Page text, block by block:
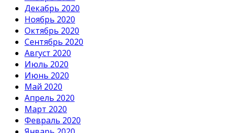
Декабрь 2020
Ноябрь 2020
Октябрь 2020
Сентябрь 2020
Август 2020
Июль 2020
Июнь 2020
Май 2020
Апрель 2020
Март 2020
Февраль 2020